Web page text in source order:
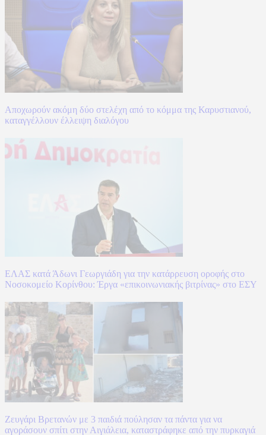
Αποχωρούν ακόμη δύο στελέχη από το κόμμα της Καρυστιανού,
καταγγέλλουν έλλειψη διαλόγου
ΕΛΑΣ κατά Άδωνι Γεωργιάδη για την κατάρρευση οροφής στο
Νοσοκομείο Κορίνθου: Έργα «επικοινωνιακής βιτρίνας» στο ΕΣΥ
Ζευγάρι Βρετανών με 3 παιδιά πούλησαν τα πάντα για να
αγοράσουν σπίτι στην Αιγιάλεια, καταστράφηκε από την πυρκαγιά